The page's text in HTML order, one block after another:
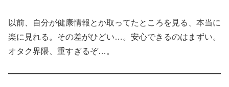
以前、自分が健康情報とか取ってたところを見る、本当に
楽に見れる。その差がひどい…。安心できるのはまずい。
オタク界隈、重すぎるぞ…。